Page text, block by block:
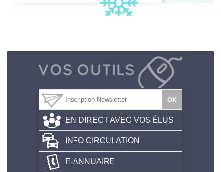
EN DIRECT AVEC VOS ÉLUS
INFO CIRCULATION
E-ANNUAIRE